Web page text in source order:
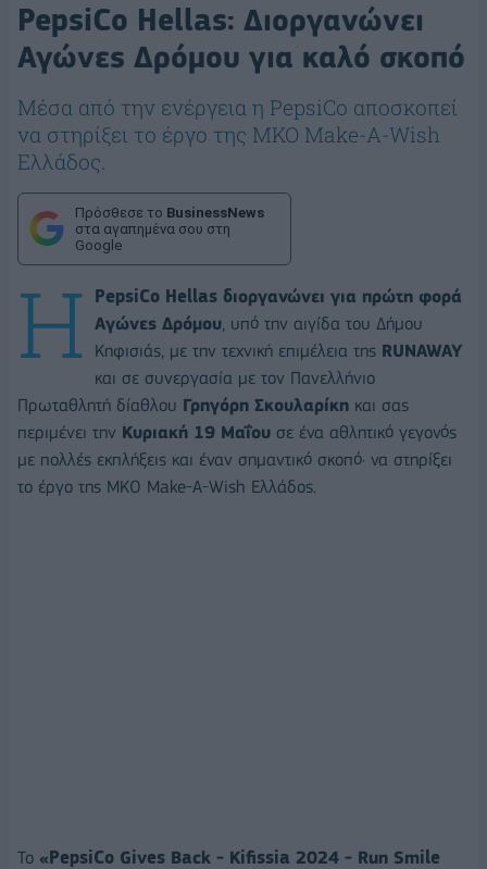
PepsiCo Hellas: Διοργανώνει
Αγώνες Δρόμου για καλό σκοπό
Μέσα από την ενέργεια η PepsiCo αποσκοπεί
να στηρίξει το έργο της ΜΚΟ Make-A-Wish
Ελλάδος.
Πρόσθεσε το BusinessNews
στα αγαπημένα σου στη
Google
Η
PepsiCo Hellas διοργανώνει για πρώτη φορά
Αγώνες Δρόμου, υπό την αιγίδα του Δήμου
Κηφισιάς, με την τεχνική επιμέλεια της RUNAWAY
και σε συνεργασία με τον Πανελλήνιο
Πρωταθλητή δίαθλου Γρηγόρη Σκουλαρίκη και σας
περιμένει την Κυριακή 19 Μαΐου σε ένα αθλητικό γεγονός
με πολλές εκπλήξεις και έναν σημαντικό σκοπό· να στηρίξει
το έργο της ΜΚΟ Make-A-Wish Ελλάδος.
Το «PepsiCo Gives Back - Kifissia 2024 - Run Smile